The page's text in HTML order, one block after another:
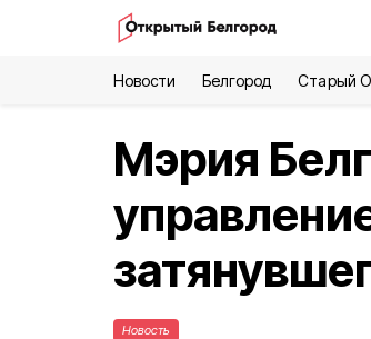
Новости Белгород Старый
Мэрия
Новость